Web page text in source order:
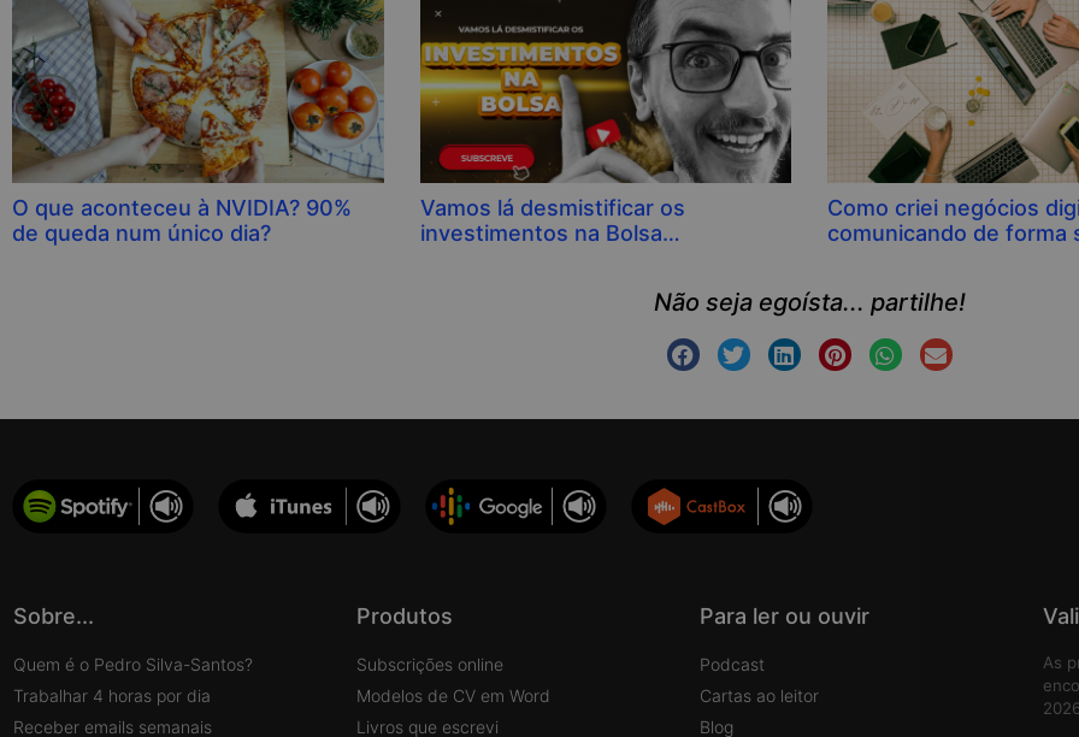
O que aconteceu à NVIDIA? 90%
de queda num único dia?
Vamos lá desmistificar os
investimentos na Bolsa…
Como criei negócios
comunicando de forma
Não seja egoísta... partilhe!
Sobre...
Quem é o Pedro Silva-Santos?
Trabalhar 4 horas por dia
Receber emails semanais
Produtos
Subscrições online
Modelos de CV em Word
Livros que escrevi
Para ler ou ouvir
Podcast
Cartas ao leitor
Blog
As